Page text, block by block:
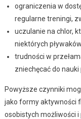
ograniczenia w
regularne treningi,
uczulanie na chlor,
niektórych
trudności w
zniechęcać do nauki
Powyższe czynniki
jako formy aktywności
osobistych możliwości i